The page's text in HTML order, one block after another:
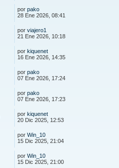
por pako
28 Ene 2026, 08:41
por viajero1
21 Ene 2026, 10:18
por kiquenet
16 Ene 2026, 14:35
por pako
07 Ene 2026, 17:24
por pako
07 Ene 2026, 17:23
por kiquenet
20 Dic 2025, 12:53
por Win_10
15 Dic 2025, 21:04
por Win_10
15 Dic 2025, 21:00